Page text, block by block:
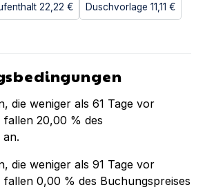
22,22 € Duschvorlage 11,11 €
die weniger als 61 Tage vor
fallen 20,00 % des
an.
die weniger als 91 Tage vor
fallen 0,00 % des Buchungspreises